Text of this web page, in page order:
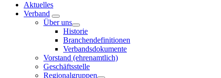
Aktuelles
Verband
Über uns
Historie
Branchendefinitionen
Verbandsdokumente
Vorstand (ehrenamtlich)
Geschäftsstelle
Regionalgruppen